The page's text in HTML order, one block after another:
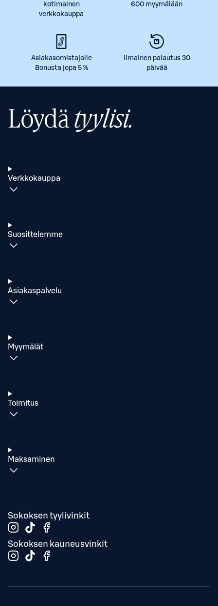
kotimainen
verkkokauppa
600 myymälään
Asiakasomistajalle
Bonusta jopa 5 %
Ilmainen palautus 30
päivää
Löydätyylisi.
Verkkokauppa
Suosittelemme
Asiakaspalvelu
Myymälät
Toimitus
Maksaminen
Sokoksen tyylivinkit
Sokoksen kauneusvinkit